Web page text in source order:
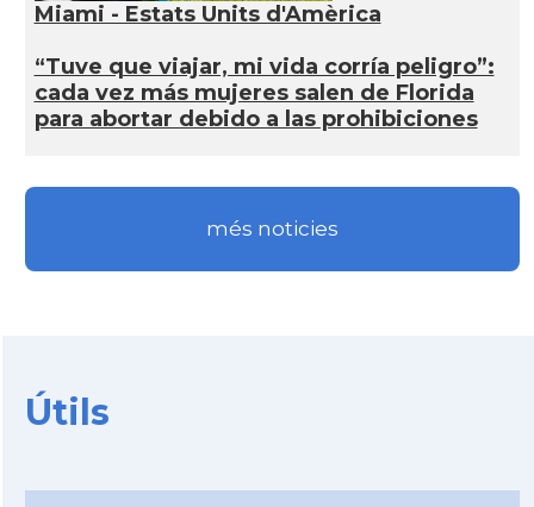
Miami - Estats Units d'Amèrica
“Tuve que viajar, mi vida corría peligro”:
cada vez más mujeres salen de Florida
para abortar debido a las prohibiciones
més noticies
Útils